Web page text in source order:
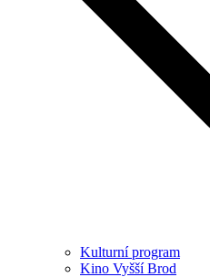
Kulturní program
Kino Vyšší Brod